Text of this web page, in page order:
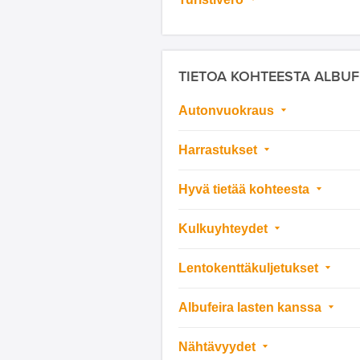
TIETOA KOHTEESTA
Autonvuokraus
Harrastukset
Hyvä tietää kohteesta
Kulkuyhteydet
Lentokenttäkuljetukset
Albufeira lasten kanssa
Nähtävyydet